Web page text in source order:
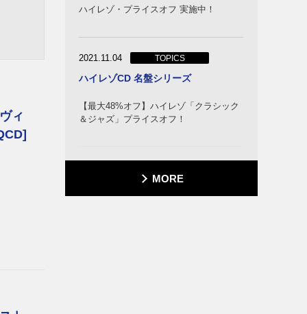
ィ
ハイレゾ・プライスオフ 実施中！
2021.11.04 TOPICS
ハイレゾCD 名盤シリーズ
【最大48%オフ】ハイレゾ「クラシック
＆ジャズ」プライスオフ！
MORE